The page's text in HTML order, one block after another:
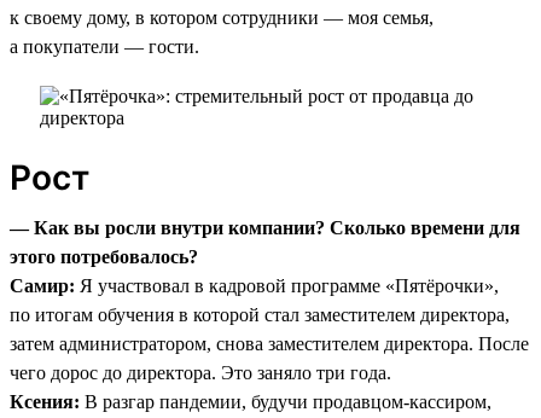
к своему дому, в котором сотрудники — моя семья,
а покупатели — гости.
Рост
— Как вы росли внутри компании? Сколько времени для
этого потребовалось?
Самир: Я участвовал в кадровой программе «Пятёрочки»,
по итогам обучения в которой стал заместителем директора,
затем администратором, снова заместителем директора. После
чего дорос до директора. Это заняло три года.
Ксения: В разгар пандемии, будучи продавцом-кассиром,